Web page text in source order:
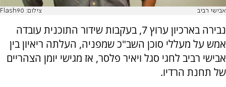
אבישי רביב צילום: Flash90
נבירה בארכיון ערוץ 7, בעקבות שידור התוכנית עובדה
אמש על מעללי סוכן השב"כ שמפניה, העלתה ריאיון בין
אבישי רביב לחגי סגל ויאיר פלסר, אז מגישי יומן הצהריים
של תחנת הרדיו.